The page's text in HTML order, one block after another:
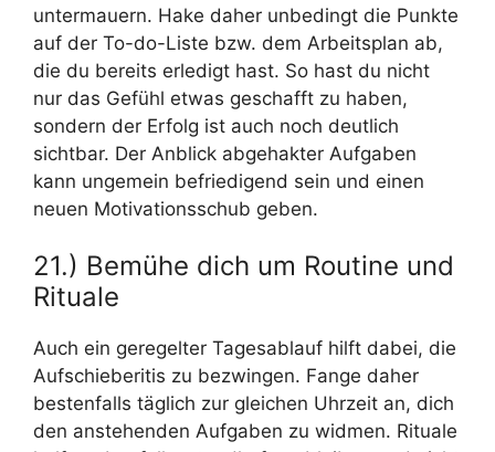
untermauern. Hake daher unbedingt die Punkte
auf der To-do-Liste bzw. dem Arbeitsplan ab,
die du bereits erledigt hast. So hast du nicht
nur das Gefühl etwas geschafft zu haben,
sondern der Erfolg ist auch noch deutlich
sichtbar. Der Anblick abgehakter Aufgaben
kann ungemein befriedigend sein und einen
neuen Motivationsschub geben.
21.) Bemühe dich um Routine und
Rituale
Auch ein geregelter Tagesablauf hilft dabei, die
Aufschieberitis zu bezwingen. Fange daher
bestenfalls täglich zur gleichen Uhrzeit an, dich
den anstehenden Aufgaben zu widmen. Rituale